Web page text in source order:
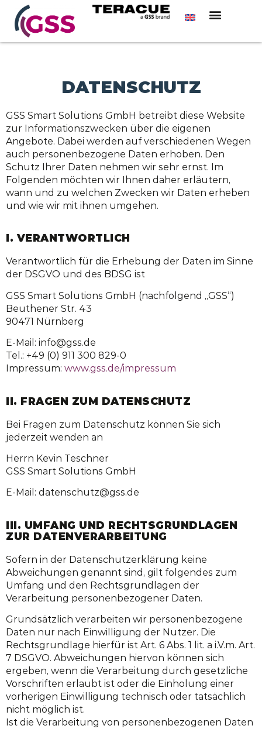
DATENSCHUTZ
GSS Smart Solutions GmbH betreibt diese Website
zur Informationszwecken über die eigenen
Angebote. Dabei werden auf verschiedenen Wegen
auch personenbezogene Daten erhoben. Den
Schutz Ihrer Daten nehmen wir sehr ernst. Im
Folgenden möchten wir Ihnen daher erläutern,
wann und zu welchen Zwecken wir Daten erheben
und wie wir mit ihnen umgehen.
I. VERANTWORTLICH
Verantwortlich für die Erhebung der Daten im Sinne
der DSGVO und des BDSG ist
GSS Smart Solutions GmbH (nachfolgend „GSS“)
Beuthener Str. 43
90471 Nürnberg
E-Mail:
ed.ss
g@ofn
i
Tel.: +49 (0) 911 300 829-0
Impressum: www.gss.de/impressum
II. FRAGEN ZUM DATENSCHUTZ
Bei Fragen zum Datenschutz können Sie sich
jederzeit wenden an
Herrn Kevin Teschner
GSS Smart Solutions GmbH
E-Mail:
ed.ss
g@ztu
hcsne
tad
III. UMFANG UND RECHTSGRUNDLAGEN
ZUR DATENVERARBEITUNG
Sofern in der Datenschutzerklärung keine
Abweichungen genannt sind, gilt folgendes zum
Umfang und den Rechtsgrundlagen der
Verarbeitung personenbezogener Daten.
Grundsätzlich verarbeiten wir personenbezogene
Daten nur nach Einwilligung der Nutzer. Die
Rechtsgrundlage hierfür ist Art. 6 Abs. 1 lit. a i.V.m. Art.
7 DSGVO. Abweichungen hiervon können sich
ergeben, wenn die Verarbeitung durch gesetzliche
Vorschriften erlaubt ist oder die Einholung einer
vorherigen Einwilligung technisch oder tatsächlich
nicht möglich ist.
Ist die Verarbeitung von personenbezogenen Daten